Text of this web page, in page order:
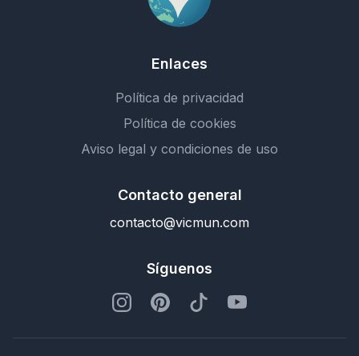
Enlaces
Política de privacidad
Política de cookies
Aviso legal y condiciones de uso
Contacto general
contacto@vicmun.com
Síguenos